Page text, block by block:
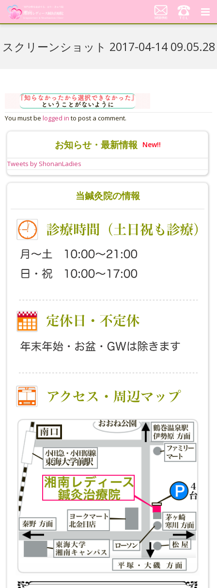
料金案内
患者さんの声
美顔はり
スクリーンショット 2017-04-14 09.05.28
You must be logged in to post a comment.
お知らせ・最新情報 New!!
Tweets by ShonanLadies
当鍼灸院の情報